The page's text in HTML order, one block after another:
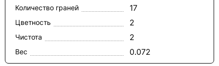
Количество граней 17
Цветность 2
Чистота 2
Вес 0.072